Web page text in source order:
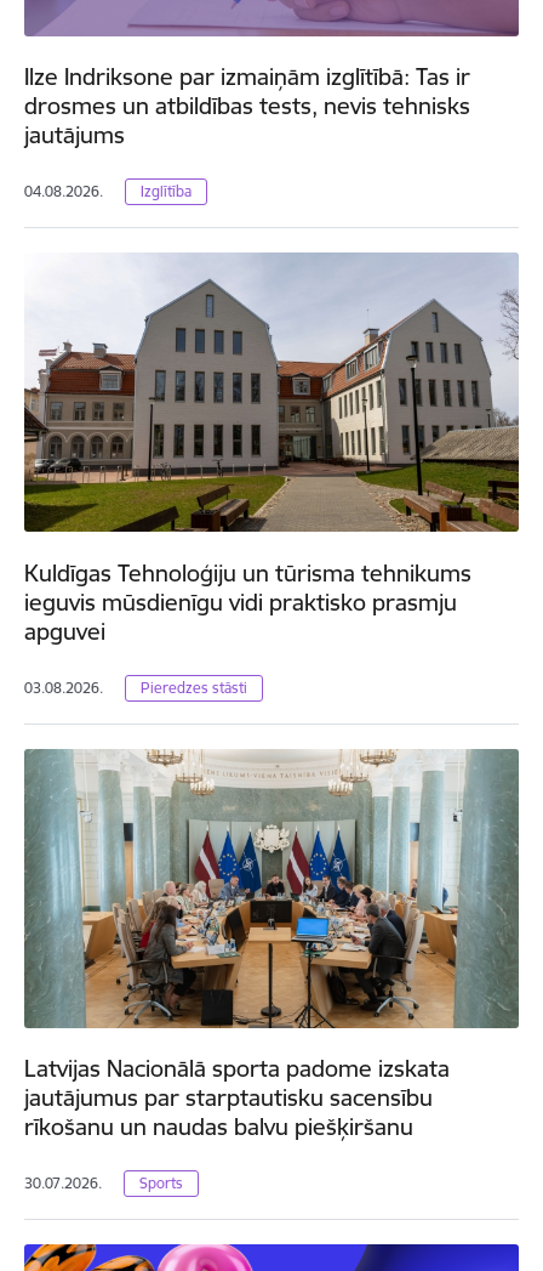
Ilze Indriksone par izmaiņām izglītībā: Tas ir
drosmes un atbildības tests, nevis tehnisks
jautājums
04.08.2026. Izglītība
Kuldīgas Tehnoloģiju un tūrisma tehnikums
ieguvis mūsdienīgu vidi praktisko prasmju
apguvei
03.08.2026. Pieredzes stāsti
Latvijas Nacionālā sporta padome izskata
jautājumus par starptautisku sacensību
rīkošanu un naudas balvu piešķiršanu
30.07.2026. Sports